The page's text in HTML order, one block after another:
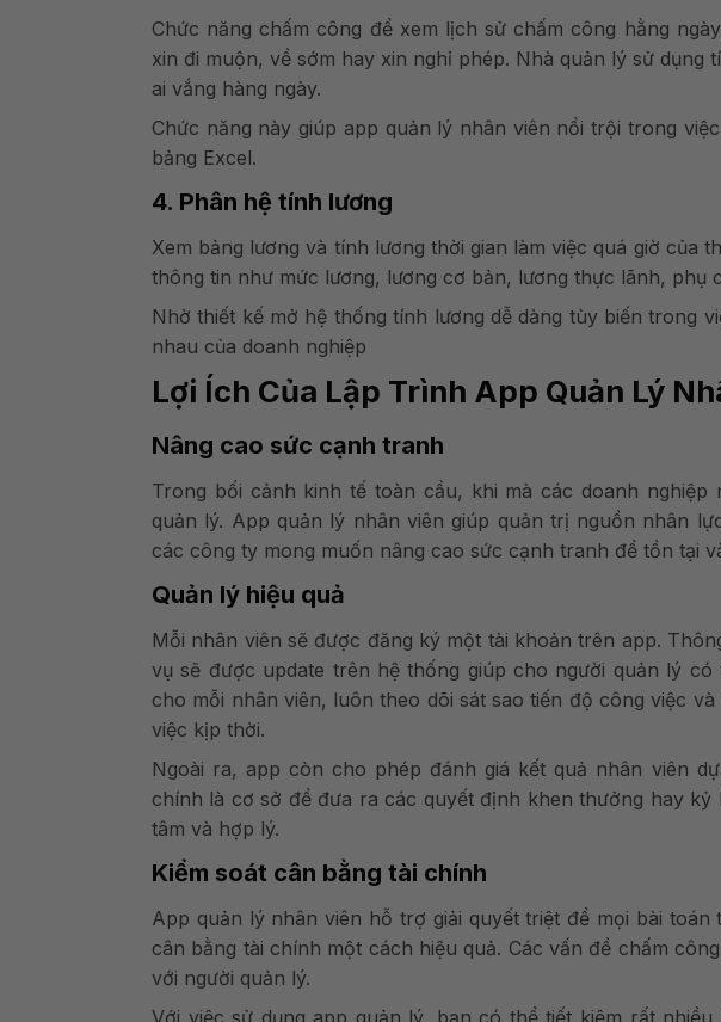
Chức năng chấm công để xem lịch sử chấm công hằng
xin đi muộn, về sớm hay xin nghỉ phép. Nhà quản lý sử dụng
ai vắng hàng ngày.
Chức năng này giúp app quản lý nhân viên nổi trội trong
bảng Excel.
4. Phân hệ tính lương
Xem bảng lương và tính lương thời gian làm việc quá giờ của
thông tin như mức lương, lương cơ bản, lương thực lãnh, phụ
Nhờ thiết kế mở hệ thống tính lương dễ dàng tùy biến trong
nhau của doanh nghiệp
Lợi Ích Của Lập Trình App Quản Lý
Nâng cao sức cạnh tranh
Trong bối cảnh kinh tế toàn cầu, khi mà các doanh nghiệp
quản lý. App quản lý nhân viên giúp quản trị nguồn nhân
các công ty mong muốn nâng cao sức cạnh tranh để tồn tại
Quản lý hiệu quả
Mỗi nhân viên sẽ được đăng ký một tài khoản trên app.
vụ sẽ được update trên hệ thống giúp cho người quản lý
cho mỗi nhân viên, luôn theo dõi sát sao tiến độ công việc
việc kịp thời.
Ngoài ra, app còn cho phép đánh giá kết quả nhân viên
chính là cơ sở để đưa ra các quyết định khen thưởng hay
tâm và hợp lý.
Kiểm soát cân bằng tài chính
App quản lý nhân viên hỗ trợ giải quyết triệt để mọi bài
cân bằng tài chính một cách hiệu quả. Các vấn đề chấm
với người quản lý.
Với việc sử dụng app quản lý, bạn có thể tiết kiệm rất